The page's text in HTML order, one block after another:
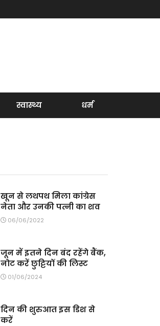
स्वास्थ्य धर्म
खून से लथपथ मिला कांग्रेस
नेता और उनकी पत्नी का शव
06/06/2022
जून में इतने दिन बंद रहेंगे बैंक,
नोट करें छुट्टियों की लिस्ट
01/06/2024
दिन की शुरुआत इस डिश से
करें